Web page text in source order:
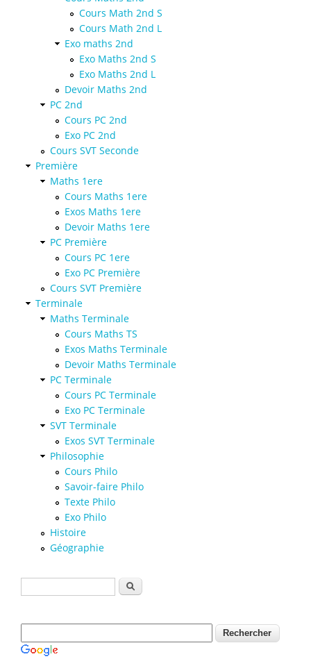
Cours Math 2nd S
Cours Math 2nd L
Exo maths 2nd
Exo Maths 2nd S
Exo Maths 2nd L
Devoir Maths 2nd
PC 2nd
Cours PC 2nd
Exo PC 2nd
Cours SVT Seconde
Première
Maths 1ere
Cours Maths 1ere
Exos Maths 1ere
Devoir Maths 1ere
PC Première
Cours PC 1ere
Exo PC Première
Cours SVT Première
Terminale
Maths Terminale
Cours Maths TS
Exos Maths Terminale
Devoir Maths Terminale
PC Terminale
Cours PC Terminale
Exo PC Terminale
SVT Terminale
Exos SVT Terminale
Philosophie
Cours Philo
Savoir-faire Philo
Texte Philo
Exo Philo
Histoire
Géographie
Formulaire de recherche
Rechercher